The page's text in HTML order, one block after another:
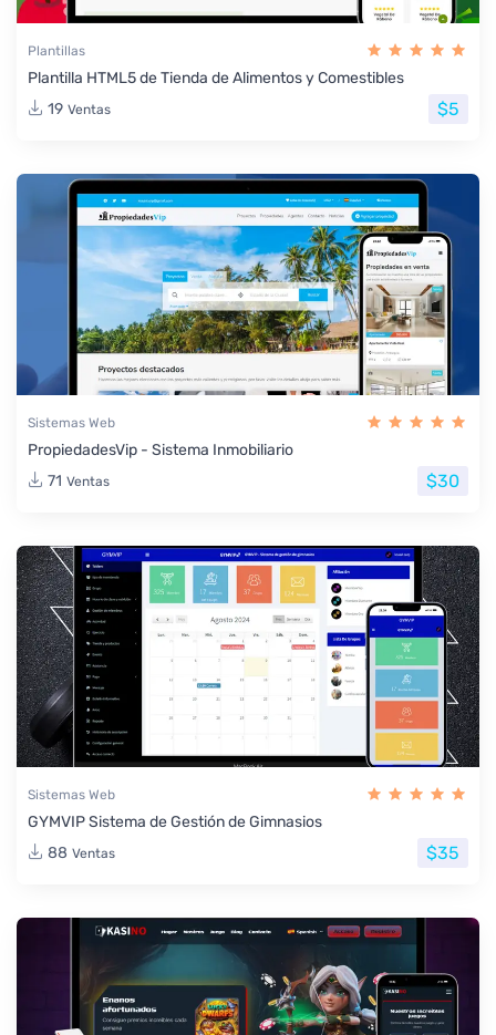
Plantillas
Plantilla HTML5 de Tienda de Alimentos y Comestibles
19 Ventas $5
Sistemas Web
PropiedadesVip - Sistema Inmobiliario
71 Ventas $30
Sistemas Web
GYMVIP Sistema de Gestión de Gimnasios
88 Ventas $35